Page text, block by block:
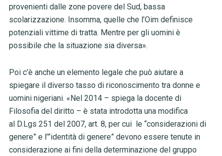
provenienti dalle zone povere del Sud, bassa
scolarizzazione. Insomma, quelle che l’Oim definisce
potenziali vittime di tratta. Mentre per gli uomini è
possibile che la situazione sia diversa».
Poi c’è anche un elemento legale che può aiutare a
spiegare il diverso tasso di riconoscimento tra donne e
uomini nigeriani. «Nel 2014 – spiega la docente di
Filosofia del diritto – è stata introdotta una modifica
al D.Lgs 251 del 2007, art. 8, per cui le “considerazioni di
genere” e l’”identità di genere” devono essere tenute in
considerazione ai fini della determinazione del gruppo